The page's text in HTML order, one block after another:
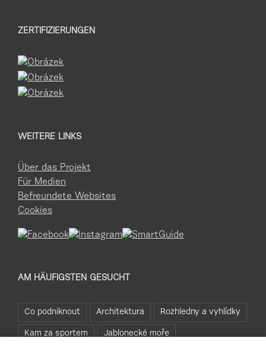
ZERTIFIZIERUNGEN
WEITERE LINKS
Über das Projekt
Für Medien
Befreundete Websites
Cookies
AM HÄUFIGSTEN GESUCHT
Co podniknout Architektura Rozhledny a vyhlídky
Kam za sportem Jablonecké moře